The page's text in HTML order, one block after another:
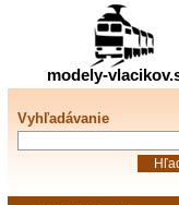
modely-
Vyhľadávanie